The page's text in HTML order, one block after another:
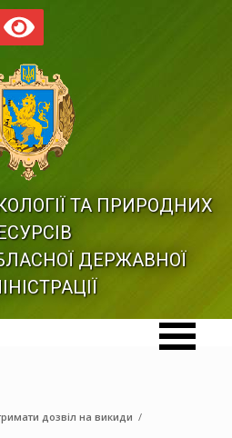
ТА ПРИРОДНИХ
ДЕРЖАВНОЇ
дозвіл на викиди /